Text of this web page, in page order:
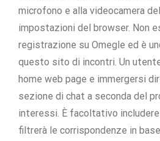
microfono e alla videocamera
impostazioni del browser. Non
registrazione su Omegle ed è
questo sito di incontri. Un
home web page e immergersi
sezione di chat a seconda del
interessi. È facoltativo
filtrerà le corrispondenze in